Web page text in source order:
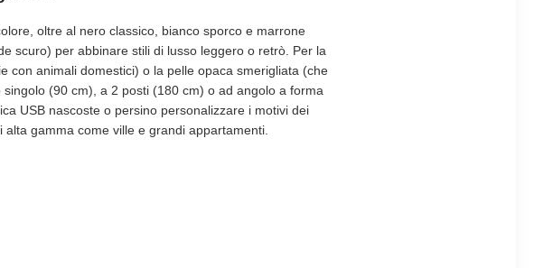
oltre al nero classico, bianco sporco e marrone
scuro) per abbinare stili di lusso leggero o retrò. Per la
con animali domestici) o la pelle opaca smerigliata (che
(90 cm), a 2 posti (180 cm) o ad angolo a forma
USB nascoste o persino personalizzare i motivi dei
gamma come ville e grandi appartamenti.